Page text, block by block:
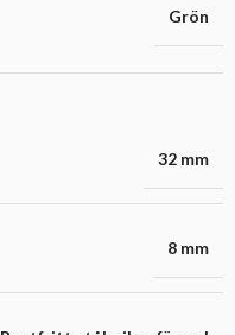
Grön
32 mm
8 mm